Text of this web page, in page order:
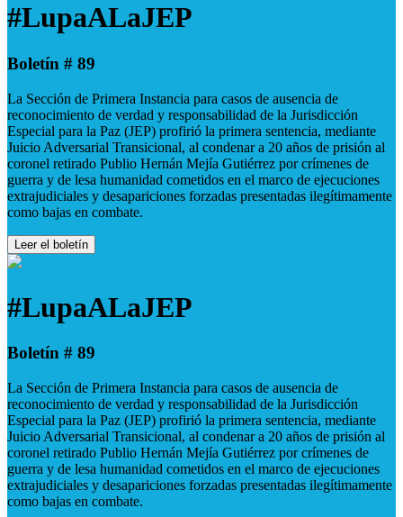
#LupaALaJEP
Boletín # 89
La Sección de Primera Instancia para casos de ausencia de
reconocimiento de verdad y responsabilidad de la Jurisdicción
Especial para la Paz (JEP) profirió la primera sentencia, mediante
Juicio Adversarial Transicional, al condenar a 20 años de prisión al
coronel retirado Publio Hernán Mejía Gutiérrez por crímenes de
guerra y de lesa humanidad cometidos en el marco de ejecuciones
extrajudiciales y desapariciones forzadas presentadas ilegítimamente
como bajas en combate.
Leer el boletín
#LupaALaJEP
Boletín # 89
La Sección de Primera Instancia para casos de ausencia de
reconocimiento de verdad y responsabilidad de la Jurisdicción
Especial para la Paz (JEP) profirió la primera sentencia, mediante
Juicio Adversarial Transicional, al condenar a 20 años de prisión al
coronel retirado Publio Hernán Mejía Gutiérrez por crímenes de
guerra y de lesa humanidad cometidos en el marco de ejecuciones
extrajudiciales y desapariciones forzadas presentadas ilegítimamente
como bajas en combate.